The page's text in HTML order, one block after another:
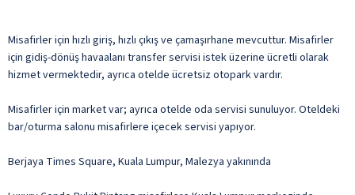
Misafirler için hızlı giriş, hızlı çıkış ve çamaşırhane mevcuttur. Misafirler
için gidiş-dönüş havaalanı transfer servisi istek üzerine ücretli olarak
hizmet vermektedir, ayrıca otelde ücretsiz otopark vardır.
Misafirler için market var; ayrıca otelde oda servisi sunuluyor. Oteldeki
bar/oturma salonu misafirlere içecek servisi yapıyor.
Berjaya Times Square, Kuala Lumpur, Malezya yakınında